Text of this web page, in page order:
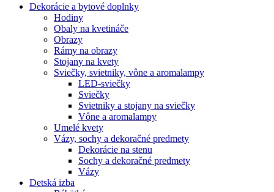
Dekorácie a bytové doplnky
Hodiny
Obaly na kvetináče
Obrazy
Rámy na obrazy
Stojany na kvety
Sviečky, svietniky, vône a aromalampy
LED-sviečky
Sviečky
Svietniky a stojany na sviečky
Vône a aromalampy
Umelé kvety
Vázy, sochy a dekoračné predmety
Dekorácie na stenu
Sochy a dekoračné predmety
Vázy
Detská izba